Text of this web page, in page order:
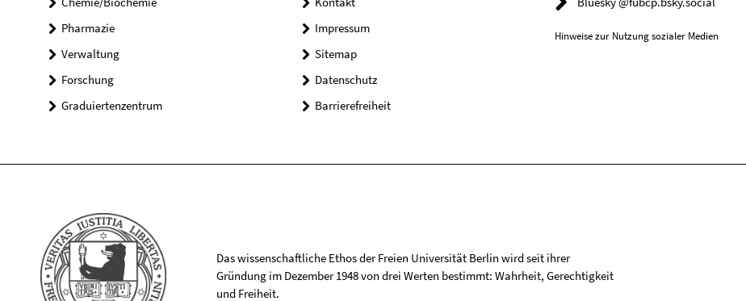
Pharmazie
Verwaltung
Forschung
Graduiertenzentrum
Impressum
Sitemap
Datenschutz
Barrierefreiheit
Hinweise zur Nutzung sozialer Medien
Das wissenschaftliche Ethos der Freien Universität Berlin wird seit ihrer
Gründung im Dezember 1948 von drei Werten bestimmt: Wahrheit, Gerechtigkeit
und Freiheit.